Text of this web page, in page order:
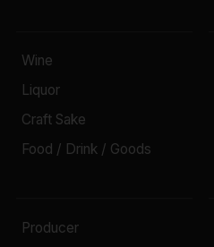
Wine
Liquor
Craft Sake
Food / Drink / Goods
Producer